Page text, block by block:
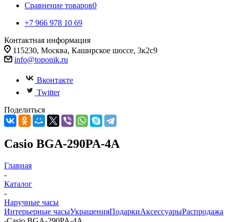
Сравнение товаров0
+7 966 978 10 69
Контактная информация
115230, Москва, Каширское шоссе, 3к2с9
info@toponik.ru
Вконтакте
Twitter
Поделиться
Casio BGA-290PA-4A
Главная
-
Каталог
-
Наручные часы
Интерьерные часыУкрашенияПодаркиАксессуарыРаспродажа